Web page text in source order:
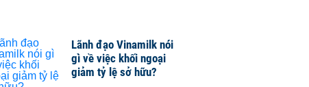
Lãnh đạo Vinamilk nói
gì về việc khối ngoại
giảm tỷ lệ sở hữu?